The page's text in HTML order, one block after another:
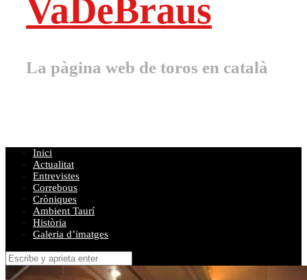
VaDeBraus
La pàgina web de toros en català
Inici
Actualitat
Entrevistes
Correbous
Cròniques
Ambient Taurí
Història
Galeria d’imatges
Buscar
por: